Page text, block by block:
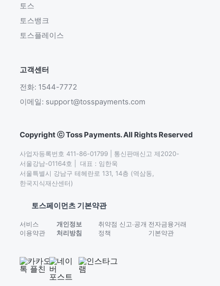
토스
토스뱅크
토스플레이스
고객센터
전화: 1544-7772
이메일: support@tosspayments.com
Copyright ⓒ Toss Payments. All Rights Reserved
사업자등록번호 411-86-01799 | 통신판매신고 제2020-
서울강남-01164호 |  대표 : 임한욱
서울특별시 강남구 테헤란로 131, 14층 (역삼동,
한국지식재산센터)
토스페이먼츠 기본약관
서비스
이용약관
개인정보
처리방침
취약점 신고∙공개
정책
전자금융거래
기본약관